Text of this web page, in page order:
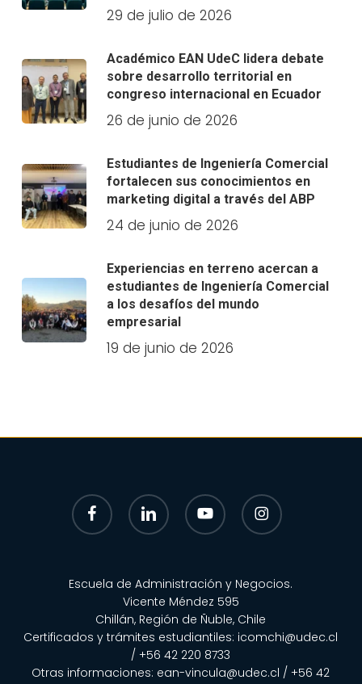
29 de julio de 2026
Académico EAN UdeC lidera debate
sobre desarrollo territorial en
congreso internacional en Ecuador
26 de junio de 2026
Estudiantes de Ingeniería Comercial
fortalecen sus conocimientos en
marketing digital a través del ABP
24 de junio de 2026
Experiencias en terreno acercan a
estudiantes de Ingeniería Comercial
a los desafíos del mundo
empresarial
19 de junio de 2026
facebook linkedin youtube instagram
Escuela de Administración y Negocios.
Vicente Méndez 595
Chillán, Región de Ñuble, Chile
Certificados y trámites estudiantiles: icomchi@udec.cl
/ +56 42 220 8733
Otras informaciones: ean-vincula@udec.cl / +56 42